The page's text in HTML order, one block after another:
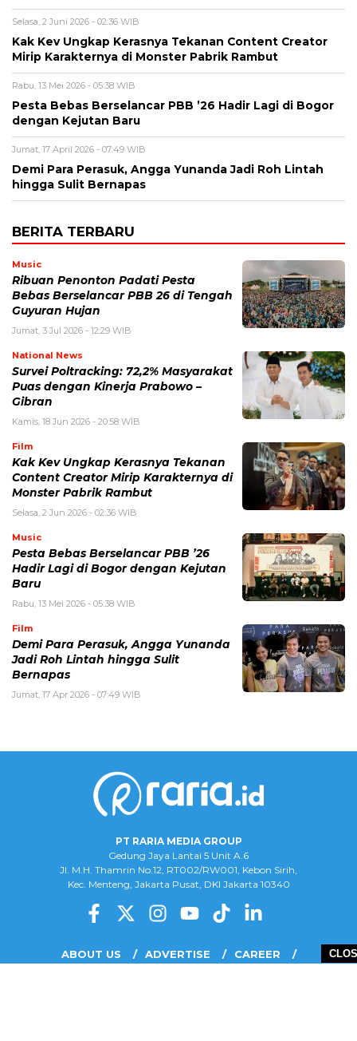
Selasa, 2 Juni 2026 - 02:36 WIB
Kak Kev Ungkap Kerasnya Tekanan Content Creator
Mirip Karakternya di Monster Pabrik Rambut
Rabu, 13 Mei 2026 - 05:38 WIB
Pesta Bebas Berselancar PBB ’26 Hadir Lagi di Bogor
dengan Kejutan Baru
Jumat, 17 April 2026 - 07:49 WIB
Demi Para Perasuk, Angga Yunanda Jadi Roh Lintah
hingga Sulit Bernapas
BERITA TERBARU
Music
Ribuan Penonton Padati Pesta
Bebas Berselancar PBB 26 di Tengah
Guyuran Hujan
Jumat, 3 Jul 2026 - 12:29 WIB
National News
Survei Poltracking: 72,2% Masyarakat
Puas dengan Kinerja Prabowo –
Gibran
Kamis, 18 Jun 2026 - 20:58 WIB
Film
Kak Kev Ungkap Kerasnya Tekanan
Content Creator Mirip Karakternya di
Monster Pabrik Rambut
Selasa, 2 Jun 2026 - 02:36 WIB
Music
Pesta Bebas Berselancar PBB ’26
Hadir Lagi di Bogor dengan Kejutan
Baru
Rabu, 13 Mei 2026 - 05:38 WIB
Film
Demi Para Perasuk, Angga Yunanda
Jadi Roh Lintah hingga Sulit
Bernapas
Jumat, 17 Apr 2026 - 07:49 WIB
PT RARIA MEDIA GROUP
Gedung Jaya Lantai 5 Unit A.6
Jl. M.H. Thamrin No.12, RT002/RW001, Kebon Sirih,
Kec. Menteng, Jakarta Pusat, DKI Jakarta 10340
ABOUT US ADVERTISE
CAREER